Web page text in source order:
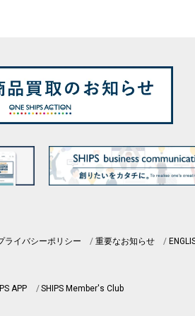
ライバシーポリシー 重要なお知らせ
APP SHIPS Member's Club